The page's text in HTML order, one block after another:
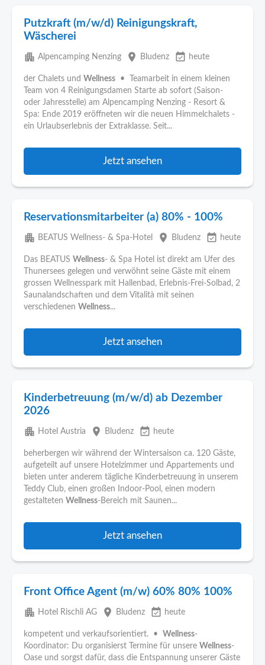
Putzkraft (m/w/d) Reinigungskraft,
Wäscherei
apartment Alpencamping Nenzing place Bludenz event_available heute
der Chalets und Wellness • Teamarbeit in einem kleinen
Team von 4 Reinigungsdamen Starte ab sofort (Saison-
oder Jahresstelle) am Alpencamping Nenzing - Resort &
Spa: Ende 2019 eröffneten wir die neuen Himmelchalets -
ein Urlaubserlebnis der Extraklasse. Seit...
Jetzt ansehen
Reservationsmitarbeiter (a) 80% - 100%
apartment BEATUS Wellness- & Spa-Hotel place Bludenz event_available heute
Das BEATUS Wellness- & Spa Hotel ist direkt am Ufer des
Thunersees gelegen und verwöhnt seine Gäste mit einem
grossen Wellnesspark mit Hallenbad, Erlebnis-Frei-Solbad, 2
Saunalandschaften und dem Vitalità mit seinen
verschiedenen Wellness...
Jetzt ansehen
Kinderbetreuung (m/w/d) ab Dezember
2026
apartment Hotel Austria place Bludenz event_available heute
beherbergen wir während der Wintersaison ca. 120 Gäste,
aufgeteilt auf unsere Hotelzimmer und Appartements und
bieten unter anderem tägliche Kinderbetreuung in unserem
Teddy Club, einen großen Indoor-Pool, einen modern
gestalteten Wellness-Bereich mit Saunen...
Jetzt ansehen
Front Office Agent (m/w) 60% 80% 100%
apartment Hotel Rischli AG place Bludenz event_available heute
kompetent und verkaufsorientiert. • Wellness-
Koordinator: Du organisierst Termine für unsere Wellness-
Oase und sorgst dafür, dass die Entspannung unserer Gäste